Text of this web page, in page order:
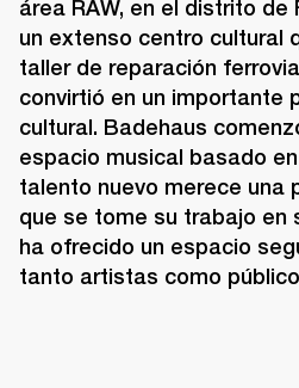
área RAW, en el distrito de
un extenso centro cultural
taller de reparación
convirtió en un importante
cultural. Badehaus
espacio musical basado
talento nuevo merece una
que se tome su trabajo en
ha ofrecido un espacio
tanto artistas como